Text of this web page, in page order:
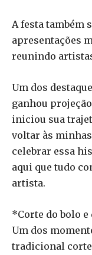
A festa também
apresentações
reunindo
Um dos
ganhou
iniciou sua
voltar às
celebrar essa
aqui que tudo
artista.
*Corte do bolo
Um dos
tradicional